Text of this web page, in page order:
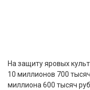
На защиту яровых
10 миллионов 700
миллиона 600 тысяч